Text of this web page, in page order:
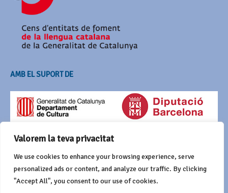
Valorem la teva privacitat
We use cookies to enhance your browsing experience, serve
personalized ads or content, and analyze our traffic. By clicking
"Accept All", you consent to our use of cookies.
AMB EL SUPORT DE